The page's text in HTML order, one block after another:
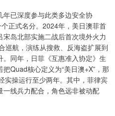
已深度参与此类多边安全协
正式名分。2024年，美日澳菲首
岛北部实施二战后首次境外火力
巡航，演练从搜救、反海盗扩展到
同年，日菲《互惠准入协定》生
Quad核心定义为“美日澳+X”，那
实操运行至少两年。其中，菲律宾
线兵力配合，角色远非被动配